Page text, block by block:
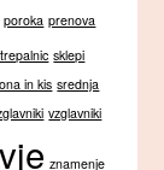
poroka prenova
sklepi
in kis srednja
vzglavniki
znamenje